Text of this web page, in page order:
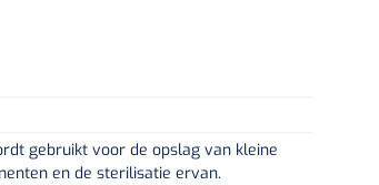
gebruikt voor de opslag van kleine
en de sterilisatie ervan.